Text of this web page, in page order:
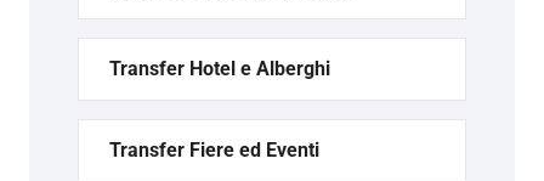
Transfer Hotel e Alberghi
Transfer Fiere ed Eventi